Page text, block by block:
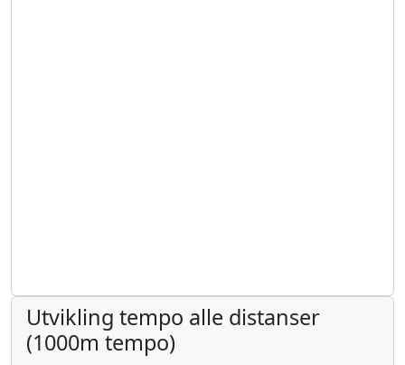
Utvikling tempo alle distanser
(1000m tempo)